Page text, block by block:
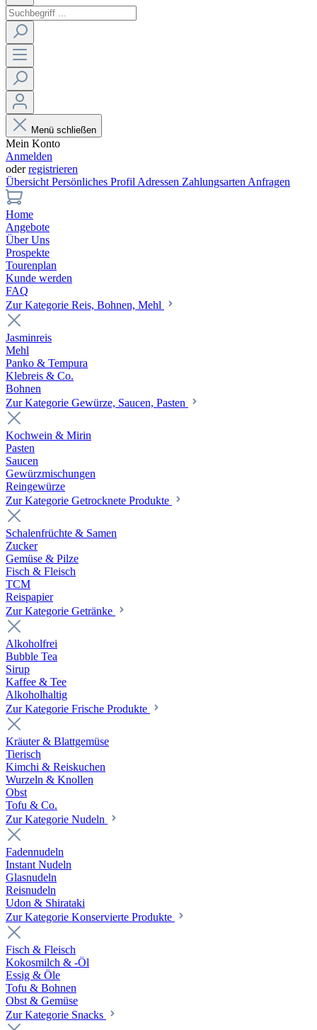
Menü schließen
Mein Konto
Anmelden
oderregistrieren
Übersicht Persönliches Profil Adressen Zahlungsarten Anfragen
Home
Angebote
Über Uns
Prospekte
Tourenplan
Kunde werden
FAQ
Zur Kategorie Reis, Bohnen, Mehl
Jasminreis
Mehl
Panko & Tempura
Klebreis & Co.
Bohnen
Zur Kategorie Gewürze, Saucen, Pasten
Kochwein & Mirin
Pasten
Saucen
Gewürzmischungen
Reingewürze
Zur Kategorie Getrocknete Produkte
Schalenfrüchte & Samen
Zucker
Gemüse & Pilze
Fisch & Fleisch
TCM
Reispapier
Zur Kategorie Getränke
Alkoholfrei
Bubble Tea
Sirup
Kaffee & Tee
Alkoholhaltig
Zur Kategorie Frische Produkte
Kräuter & Blattgemüse
Tierisch
Kimchi & Reiskuchen
Wurzeln & Knollen
Obst
Tofu & Co.
Zur Kategorie Nudeln
Fadennudeln
Instant Nudeln
Glasnudeln
Reisnudeln
Udon & Shirataki
Zur Kategorie Konservierte Produkte
Fisch & Fleisch
Kokosmilch & -Öl
Essig & Öle
Tofu & Bohnen
Obst & Gemüse
Zur Kategorie Snacks